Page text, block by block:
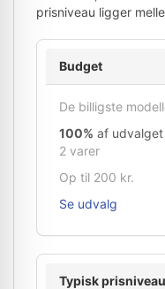
prisniveau ligger
Budget
De billigste
100% af udvalget
2 varer
Op til 200 kr.
Se udvalg
Typisk prisniveau